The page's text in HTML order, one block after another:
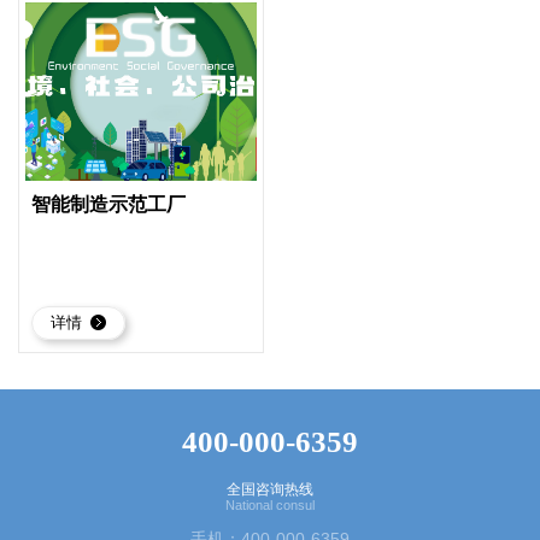
智能制造示范工厂
详情
400-000-6359
全国咨询热线
National consul